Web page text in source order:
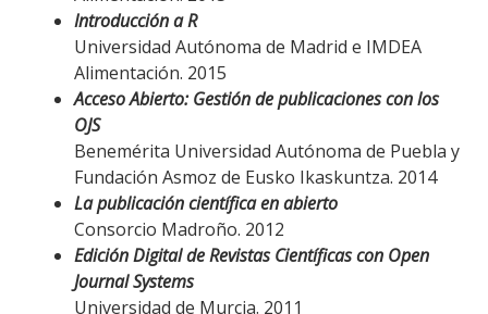
Introducción a R
Universidad Autónoma de Madrid e IMDEA
Alimentación. 2015
Acceso Abierto: Gestión de publicaciones con los
OJS
Benemérita Universidad Autónoma de Puebla y
Fundación Asmoz de Eusko Ikaskuntza. 2014
La publicación científica en abierto
Consorcio Madroño. 2012
Edición Digital de Revistas Científicas con Open
Journal Systems
Universidad de Murcia. 2011